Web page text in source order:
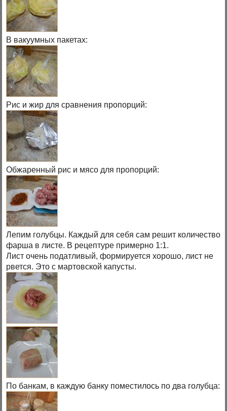
В вакуумных пакетах:
Рис и жир для сравнения пропорций:
Обжаренный рис и мясо для пропорций:
Лепим голубцы. Каждый для себя сам решит количество
фарша в листе. В рецептуре примерно 1:1.
Лист очень податливый, формируется хорошо, лист не
рвется. Это с мартовской капусты.
По банкам, в каждую банку поместилось по два голубца: